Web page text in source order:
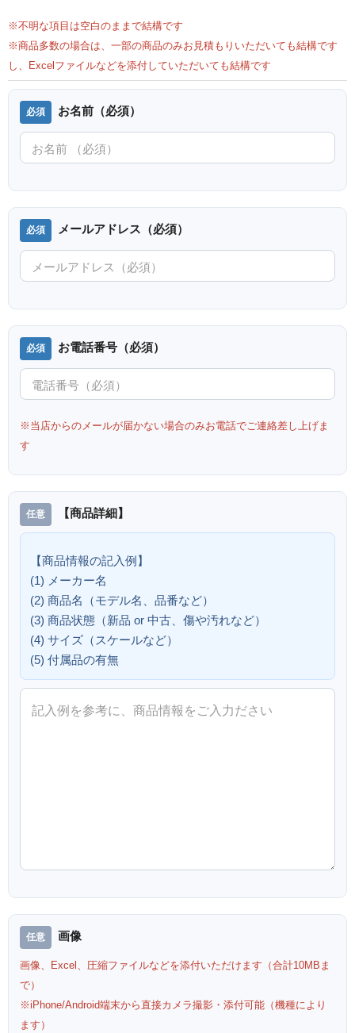
※不明な項目は空白のままで結構です
※商品多数の場合は、一部の商品のみお見積もりいただいても結構です
し、Excelファイルなどを添付していただいても結構です
お名前（必須）
メールアドレス（必須）
お電話番号（必須）
※当店からのメールが届かない場合のみお電話でご連絡差し上げま
す
【商品詳細】
【商品情報の記入例】
(1) メーカー名
(2) 商品名（モデル名、品番など）
(3) 商品状態（新品 or 中古、傷や汚れなど）
(4) サイズ（スケールなど）
(5) 付属品の有無
画像
画像、Excel、圧縮ファイルなどを添付いただけます（合計10MBま
で）
※iPhone/Android端末から直接カメラ撮影・添付可能（機種により
ます）